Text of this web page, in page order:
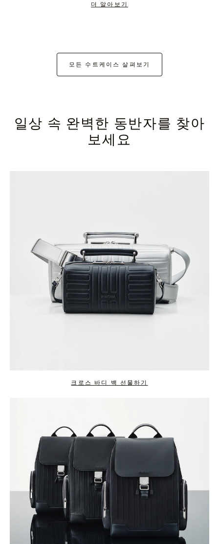
더 알아보기
모든 수트케이스 살펴보기
일상 속 완벽한 동반자를 찾아
보세요
크로스 바디 백 선물하기